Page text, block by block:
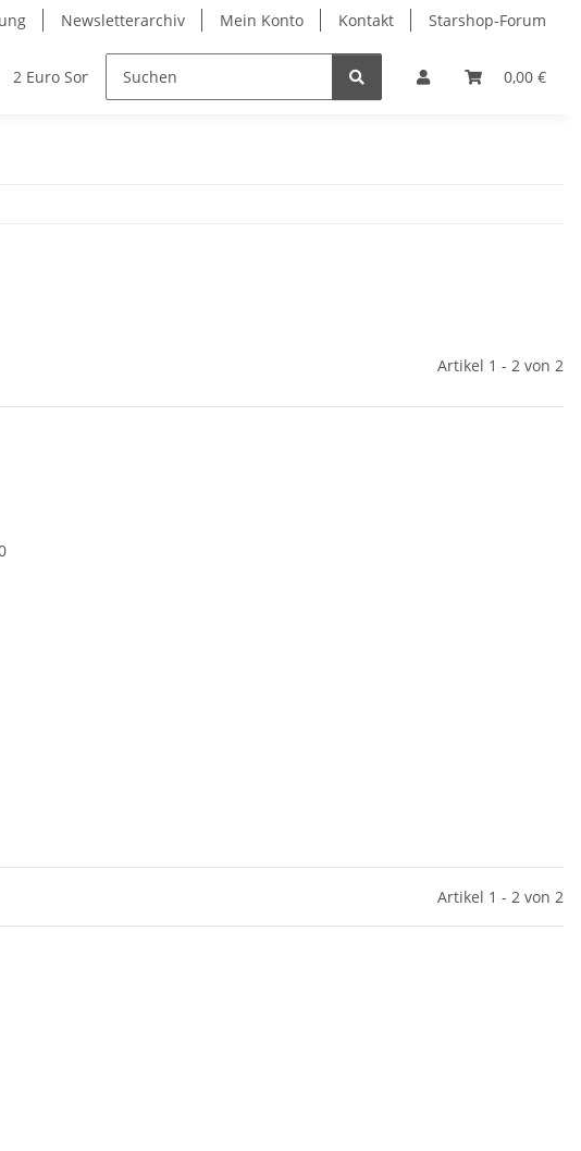
Newsletterarchiv Mein Konto Kontakt Starshop-Forum
0,00 €
2 Euro Sondermünzen
Artikel 1 - 2 von 2
Artikel 1 - 2 von 2